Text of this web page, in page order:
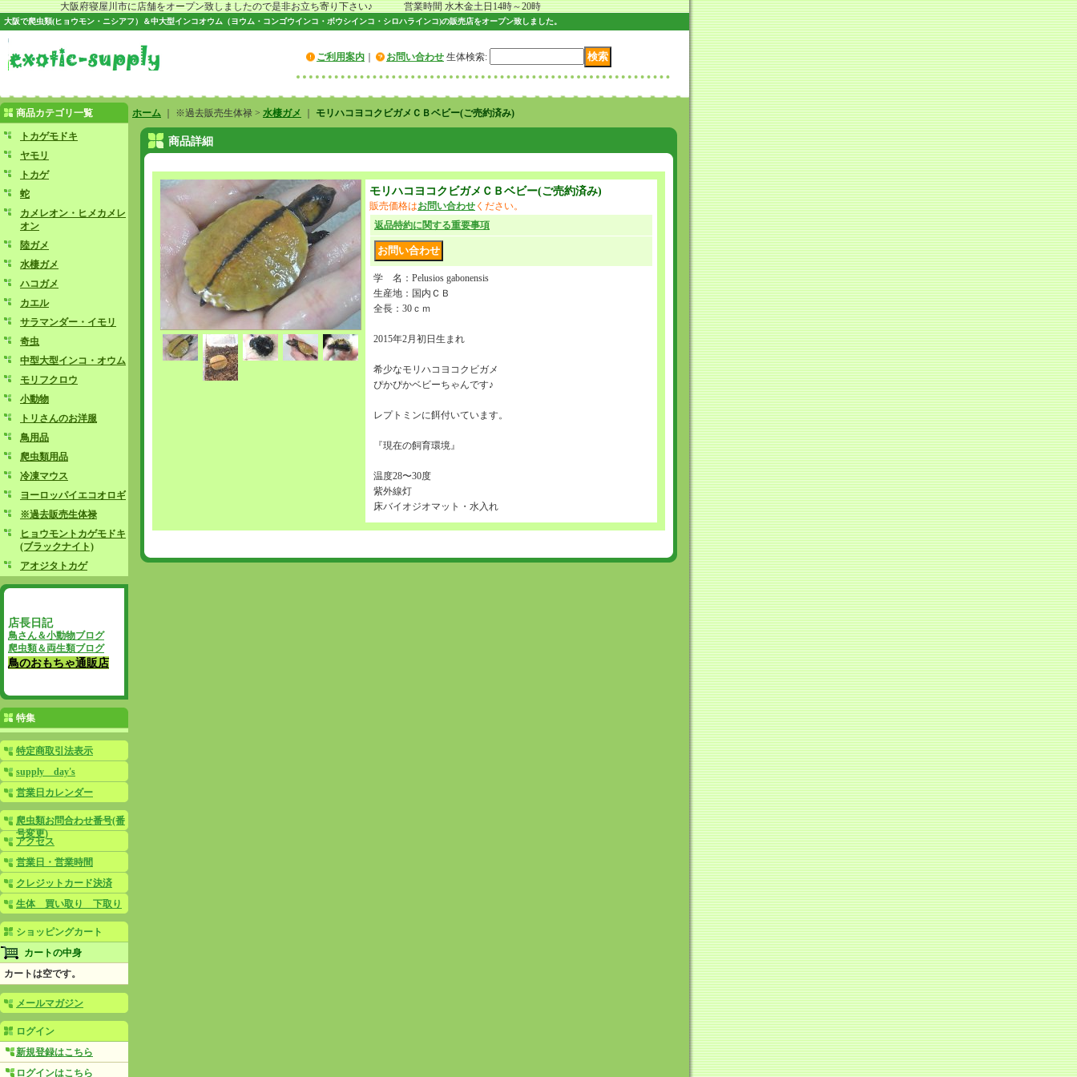
大阪府寝屋川市に店舗をオープン致しましたので是非お立ち寄り下さい♪ 営業時間 水木金土日14時～20時
大阪で爬虫類(ヒョウモン・ニシアフ）＆中大型インコオウム（ヨウム・コンゴウインコ・ボウシインコ・シロハラインコ)の販売店をオープン致しました。
ご利用案内 お問い合わせ 生体検索:
商品カテゴリ一覧
トカゲモドキ
ヤモリ
トカゲ
蛇
カメレオン・ヒメカメレ
オン
陸ガメ
水棲ガメ
ハコガメ
カエル
サラマンダー・イモリ
奇虫
中型大型インコ・オウム
モリフクロウ
小動物
トリさんのお洋服
鳥用品
爬虫類用品
冷凍マウス
ヨーロッパイエコオロギ
※過去販売生体禄
ヒョウモントカゲモドキ
(ブラックナイト)
アオジタトカゲ
店長日記
鳥さん＆小動物ブログ
爬虫類＆両生類ブログ
鳥のおもちゃ通販店
特集
特定商取引法表示
supply day's
営業日カレンダー
爬虫類お問合わせ番号(番
号変更)
アクセス
営業日・営業時間
クレジットカード決済
生体 買い取り 下取り
ショッピングカート
カートの中身
カートは空です。
メールマガジン
ログイン
新規登録はこちら
ログインはこちら
ホーム ｜ ※過去販売生体禄 > 水棲ガメ モリハコヨコクビガメＣＢベビー(ご売約済み)
商品詳細
モリハコヨコクビガメＣＢベビー(ご売約済み)
販売価格はお問い合わせ ください。
返品特約に関する重要事項
学 名：Pelusios gabonensis
生産地：国内ＣＢ
全長：30ｃｍ
2015年2月初日生まれ
希少なモリハコヨコクビガメ
ぴかぴかベビーちゃんです♪
レプトミンに餌付いています。
『現在の飼育環境』
温度28〜30度
紫外線灯
床バイオジオマット・水入れ